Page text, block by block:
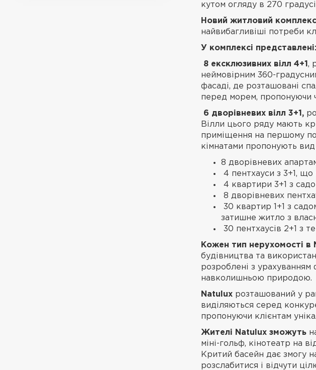
кутом огляду в 270
Новий житловий
найвибагливіші потреби
У комплексі представлені:
8 ексклюзивних вілл 4+1 ,
неймовірним 360-
фасаді, де розташовані
перед морем, пропонуючи
6 дворівневих вілл 3+1,
Вілли цього ряду мають
приміщення на першому
кімнатами пропонують вид
8 дворівневих
4 пентхауси з 3+1,
4 квартири 3+1 з
8 дворівневих
30 квартир 1+1 з
затишне житло з
30 пентхаусів 2+1 з
Кожен тип нерухомості в
будівництва та
розроблені з урахуванням
навколишньою природою.
Natulux розташований у
виділяються серед
пропонуючи клієнтам
Жителі Natulux зможуть
міні-гольф, кінотеатр на
Критий басейн дає змогу
розслабитися і відчути